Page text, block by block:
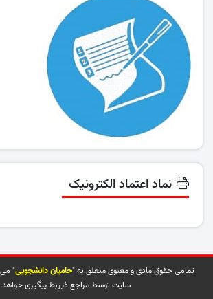
نماد اعتماد الکترونیک
تمامی حقوق مادی و معنوی متعلق به "حامیان دانشجویی" می
سایت توسط مراجع ذیربط پیگیری